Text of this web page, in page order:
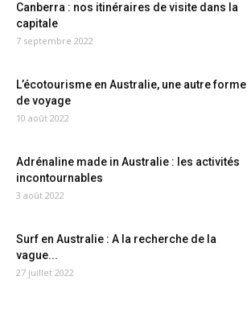
Canberra : nos itinéraires de visite dans la
capitale
7 septembre 2022
L’écotourisme en Australie, une autre forme
de voyage
10 août 2022
Adrénaline made in Australie : les activités
incontournables
3 août 2022
Surf en Australie : A la recherche de la
vague...
27 juillet 2022